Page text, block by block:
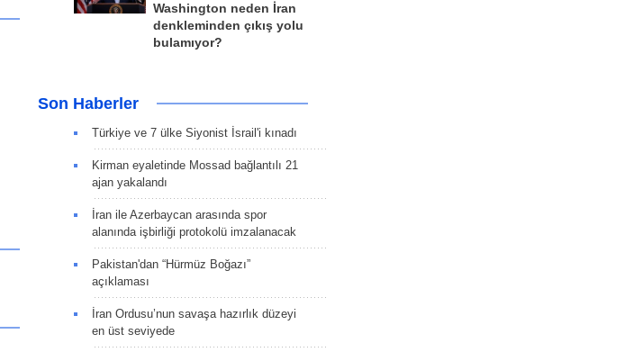
Washington neden İran
denkleminden çıkış yolu
bulamıyor?
Son Haberler
Türkiye ve 7 ülke Siyonist İsrail'i kınadı
Kirman eyaletinde Mossad bağlantılı 21
ajan yakalandı
İran ile Azerbaycan arasında spor
alanında işbirliği protokolü imzalanacak
Pakistan'dan “Hürmüz Boğazı”
açıklaması
İran Ordusu’nun savaşa hazırlık düzeyi
en üst seviyede